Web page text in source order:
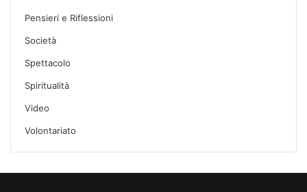
Pensieri e Riflessioni
Società
Spettacolo
Spiritualità
Video
Volontariato